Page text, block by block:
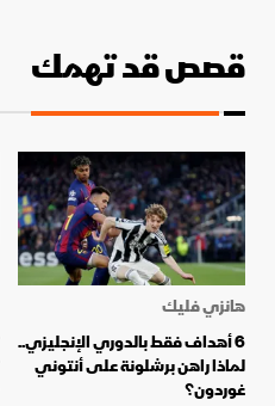
قصص قد تهمك
هانزي فليك
6 أهداف فقط بالدوري الإنجليزي..
لماذا راهن برشلونة على أنتوني
غوردون؟